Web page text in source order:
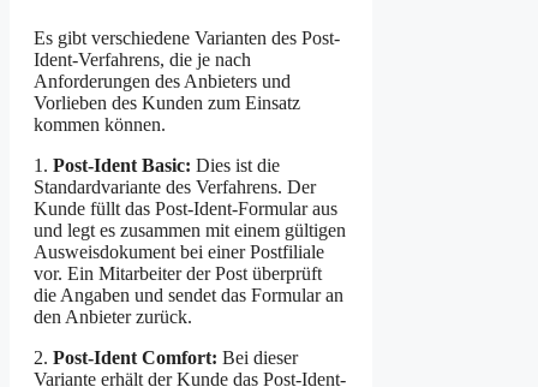
Es gibt verschiedene Varianten des Post-
Ident-Verfahrens, die je nach
Anforderungen des Anbieters und
Vorlieben des Kunden zum Einsatz
kommen können.
1. Post-Ident Basic: Dies ist die
Standardvariante des Verfahrens. Der
Kunde füllt das Post-Ident-Formular aus
und legt es zusammen mit einem gültigen
Ausweisdokument bei einer Postfiliale
vor. Ein Mitarbeiter der Post überprüft
die Angaben und sendet das Formular an
den Anbieter zurück.
2. Post-Ident Comfort: Bei dieser
Variante erhält der Kunde das Post-Ident-